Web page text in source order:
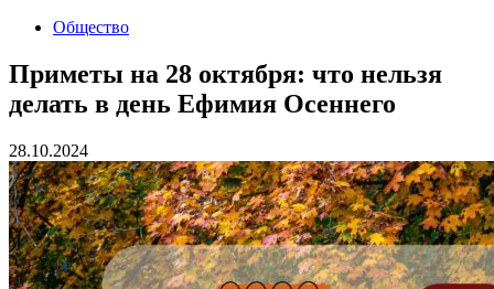
Общество
Приметы на 28 октября: что нельзя
делать в день Ефимия Осеннего
28.10.2024